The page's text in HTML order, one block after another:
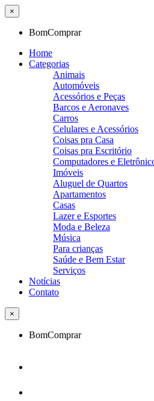
×
BomComprar
Home
Categorias
Animais
Automóveis
Acessórios e Peças
Barcos e Aeronaves
Carros
Celulares e Acessórios
Coisas pra Casa
Coisas pra Escritório
Computadores e
Imóveis
Aluguel de Quartos
Apartamentos
Casas
Lazer e Esportes
Moda e Beleza
Música
Para crianças
Saúde e Bem Estar
Serviços
Notícias
Contato
×
BomComprar